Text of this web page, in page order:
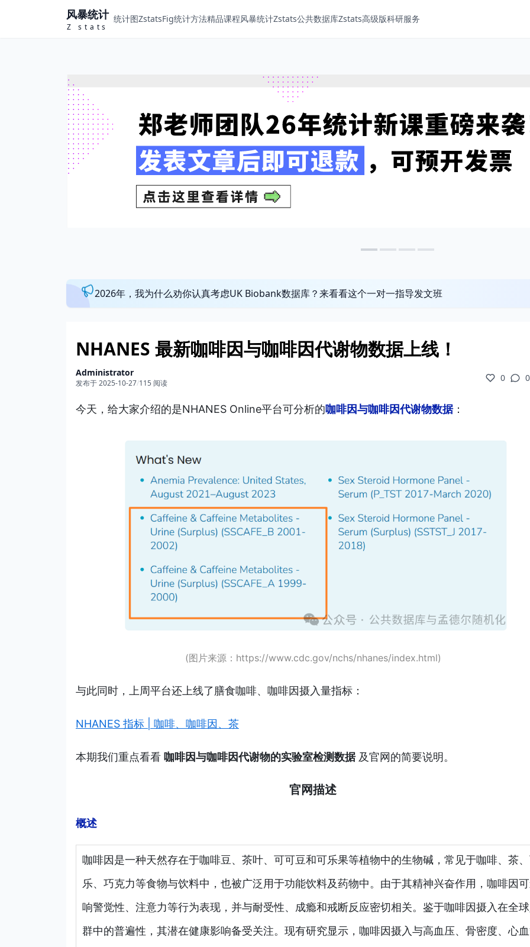
风暴统计
Z stats
统计图ZstatsFig统计方法精品课程风暴统计Zstats公共数据库Zstats高级版科研服务
2026年，我为什么劝你认真考虑UK Biobank数据库？来看看这个一对一指导发文班
NHANES 最新咖啡因与咖啡因代谢物数据上线！
Administrator
发布于 2025-10-27/115 阅读 0 0
今天，给大家介绍的是NHANES Online平台可分析的咖啡因与咖啡因代谢物数据：
(图片来源：https://www.cdc.gov/nchs/nhanes/index.html)
与此同时，上周平台还上线了膳食咖啡、咖啡因摄入量指标 ：
NHANES 指标 | 咖啡、咖啡因、茶
本期我们重点看看 咖啡因与咖啡因代谢物的实验室检测数据及官网的简要说明。
官网描述
概述
咖啡因是一种天然存在于咖啡豆、茶叶、可可豆和可乐果等植物中的生物碱，常见于咖啡、茶
乐、巧克力等食物与饮料中，也被广泛用于功能饮料及药物中。由于其精神兴奋作用，咖啡因
响警觉性、注意力等行为表现，并与耐受性、成瘾和戒断反应密切相关。鉴于咖啡因摄入在全球
群中的普遍性，其潜在健康影响备受关注。现有研究显示，咖啡因摄入与高血压、骨密度、心